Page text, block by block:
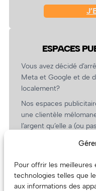
Pour offrir les meilleures
technologies telles que
aux informations des
ESPACES
Vous avez décidé
Meta et Google et de
localement?
Nos espaces
une clientèle
l’argent qu’elle a (ou
revient.
(Oui, on va avoir des